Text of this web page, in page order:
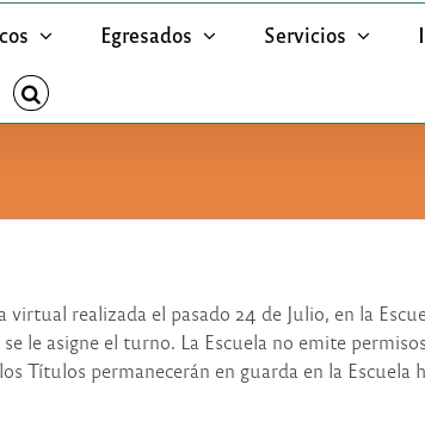
Egresados Servicios
realizada el pasado 24 de Julio, en la
le asigne el turno. La Escuela no emite
Títulos permanecerán en guarda en la Escuela